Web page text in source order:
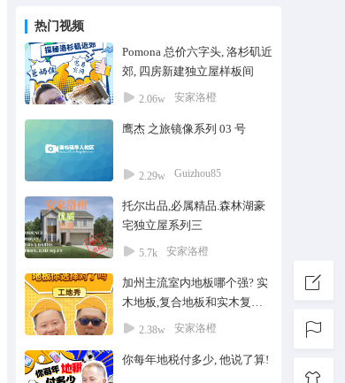
热门视频
Pomona 总价六字头, 洛杉矶近
郊, 四房新建独立屋样板间
2.06w 安家洛橙
鹰杰 之旅镜像系列 03 号
2.29w Guizhou85
托尔出品,必属精品.森林湖豪
宅独立屋系列三
5.7k 安家洛橙
加州主流室内地板哪个强? 实
木地板,复合地板和实木复合
地板如何挑选?
2.38w 安家洛橙
你每年地税付多少, 他说了算!